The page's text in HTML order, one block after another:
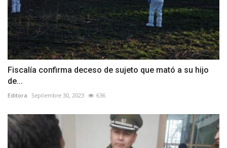
Fiscalía confirma deceso de sujeto que mató a su hijo
de...
Editora Septiembre 30, 2023 636